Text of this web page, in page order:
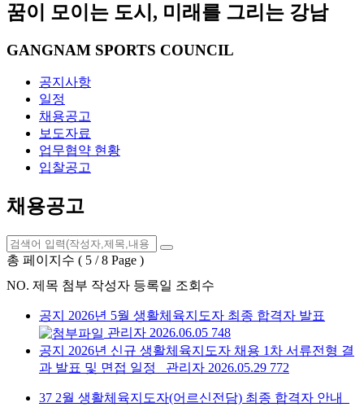
꿈이 모이는 도시, 미래를 그리는 강남
GANGNAM SPORTS COUNCIL
공지사항
일정
채용공고
보도자료
업무협약 현황
입찰공고
채용공고
총 페이지수 ( 5 / 8 Page )
NO. 제목 첨부 작성자 등록일 조회수
공지
2026년 5월 생활체육지도자 최종 합격자 발표
관리자 2026.06.05 748
공지
2026년 신규 생활체육지도자 채용 1차 서류전형 결
과 발표 및 면접 일정
관리자 2026.05.29 772
37 2월 생활체육지도자(어르신전담) 최종 합격자 안내